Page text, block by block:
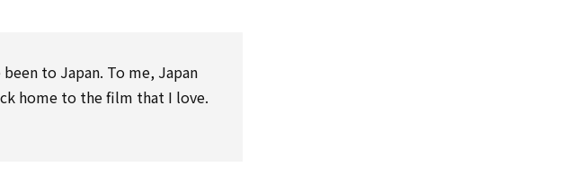
to Japan. To me, Japan
home to the film that I love.